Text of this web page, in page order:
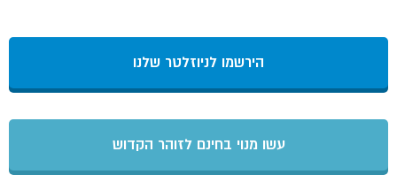
הירשמו לניוזלטר שלנו
עשו מנוי בחינם לזוהר הקדוש